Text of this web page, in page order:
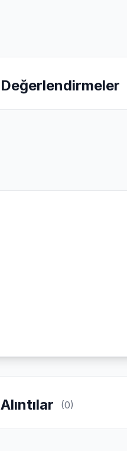
Değerlendirmeler
Alıntılar (0)